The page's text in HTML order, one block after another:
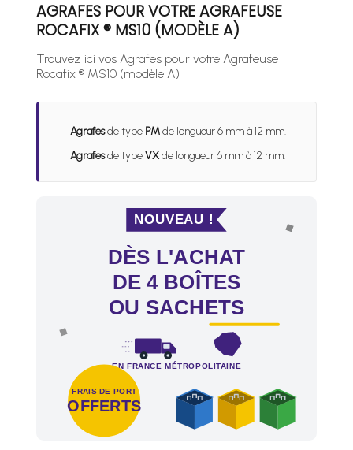
AGRAFES POUR VOTRE AGRAFEUSE
ROCAFIX ® MS10 (MODÈLE A)
Trouvez ici vos Agrafes pour votre Agrafeuse
Rocafix ® MS10 (modèle A)
Agrafesde type PMde longueur 6 mm à 12 mm.
Agrafesde typeVXde longueur 6 mm à 12 mm.
NOUVEAU !
DÈS L'ACHAT
DE 4 BOÎTES
OU SACHETS
EN FRANCE MÉTROPOLITAINE
FRAIS DE PORT
OFFERTS